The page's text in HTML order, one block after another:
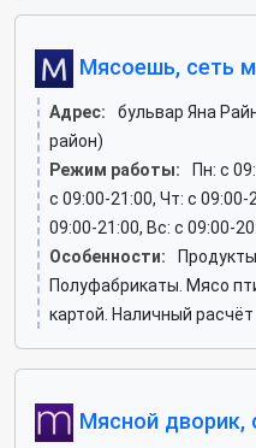
Мясоешь, сеть
Адрес:
бульвар Яна
район)
Режим работы:
Пн: c
c 09:00-21:00, Чт: c 09:00-
09:00-21:00, Вс: c 09:00-
Особенности:
Полуфабрикаты. Мясо
картой. Наличный расчёт
Мясной дворик,